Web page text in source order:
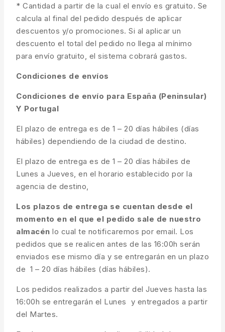
* Cantidad a partir de la cual el envío es gratuito. Se
calcula al final del pedido después de aplicar
descuentos y/o promociones. Si al aplicar un
descuento el total del pedido no llega al mínimo
para envío gratuito, el sistema cobrará gastos.
Condiciones de envíos
Condiciones de envío para España (Peninsular)
Y Portugal
El plazo de entrega es de 1 – 20 días hábiles (días
hábiles) dependiendo de la ciudad de destino.
El plazo de entrega es de 1 – 20 días hábiles de
Lunes a Jueves, en el horario establecido por la
agencia de destino,
Los plazos de entrega se cuentan desde el
momento en el que el pedido sale de nuestro
almacén lo cual te notificaremos por email. Los
pedidos que se realicen antes de las 16:00h serán
enviados ese mismo día y se entregarán en un plazo
de 1 – 20 días hábiles (días hábiles).
Los pedidos realizados a partir del Jueves hasta las
16:00h se entregarán el Lunes y entregados a partir
del Martes.